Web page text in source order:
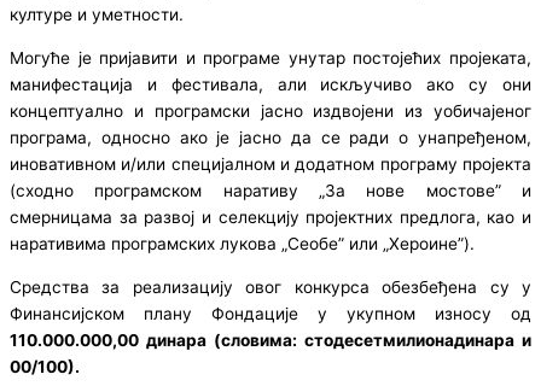
културе и уметности.
Могуће је пријавити и програме унутар постојећих пројеката,
манифестација и фестивала, али искључиво ако су они
концептуално и програмски јасно издвојени из уобичајеног
програма, односно ако је јасно да се ради о унапређеном,
иновативном и/или специјалном и додатном програму пројекта
(сходно програмском наративу „За нове мостове” и
смерницама за развој и селекцију пројектних предлога, као и
наративима програмских лукова „Сеобе” или „Хероине”).
Средства за реализацију овог конкурса обезбеђена су у
Финансијском плану Фондације у укупном износу од
110.000.000,00 динара (словима: стодесетмилионадинара и
00/100).